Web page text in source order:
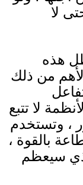
لا
هذه
من ذلك
لا تتبع
، وتستخدم
بالقوة ،
سيعظم